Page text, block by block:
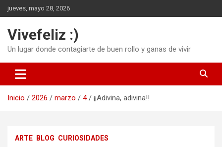
Saltar
al
jueves, mayo 28, 2026
Vivefeliz :)
Un lugar donde contagiarte de buen rollo y ganas de vivir
Inicio 2026 marzo 4 ¡¡Adivina, adivina!!
ARTE BLOG CURIOSIDADES